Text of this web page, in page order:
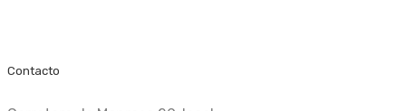
Contacto